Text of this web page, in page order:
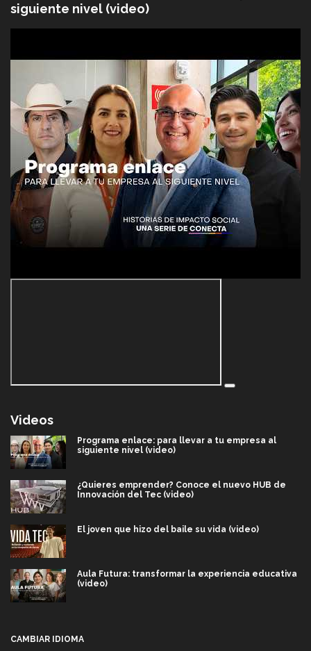
siguiente nivel (video)
Videos
Programa enlace: para llevar a tu empresa al
siguiente nivel (video)
¿Quieres emprender? Conoce el nuevo HUB de
Innovación del Tec (video)
El joven que hizo del baile su vida (video)
Aula Futura: transformar la experiencia educativa
(video)
CAMBIAR IDIOMA